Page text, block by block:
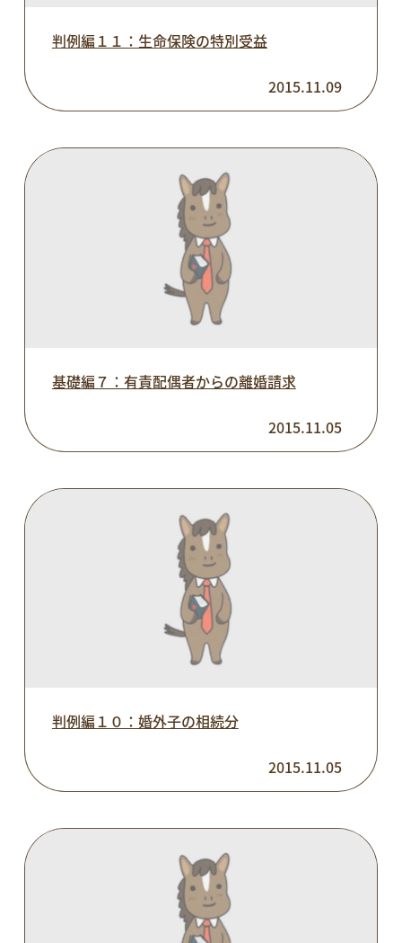
判例編１１：生命保険の特別受益
2015.11.09
基礎編７：有責配偶者からの離婚請求
2015.11.05
判例編１０：婚外子の相続分
2015.11.05